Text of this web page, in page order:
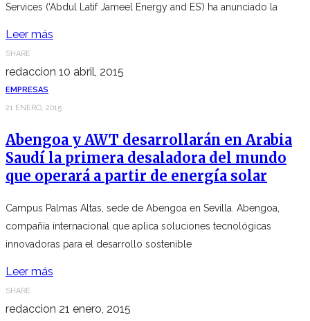
Services (‘Abdul Latif Jameel Energy and ES’) ha anunciado la
Leer más
SHARE
redaccion 10 abril, 2015
EMPRESAS
21 ENERO, 2015
Abengoa y AWT desarrollarán en Arabia
Saudí la primera desaladora del mundo
que operará a partir de energía solar
Campus Palmas Altas, sede de Abengoa en Sevilla. Abengoa,
compañía internacional que aplica soluciones tecnológicas
innovadoras para el desarrollo sostenible
Leer más
SHARE
redaccion 21 enero, 2015